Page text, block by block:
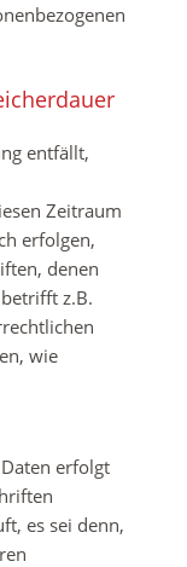
entfällt,
Zeitraum
erfolgen,
denen
z.B.
wie
erfolgt
es sei denn,